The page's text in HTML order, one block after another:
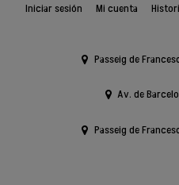
Iniciar sesión Mi cuenta
Passeig de
Av. de
Passeig de